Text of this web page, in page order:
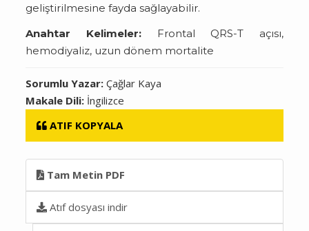
geliştirilmesine fayda sağlayabilir.
Anahtar Kelimeler:Frontal QRS-T açısı,
hemodiyaliz, uzun dönem mortalite
Sorumlu Yazar:Çağlar Kaya
Makale Dili: İngilizce
ATIF KOPYALA
Tam Metin PDF
Atıf dosyası indir